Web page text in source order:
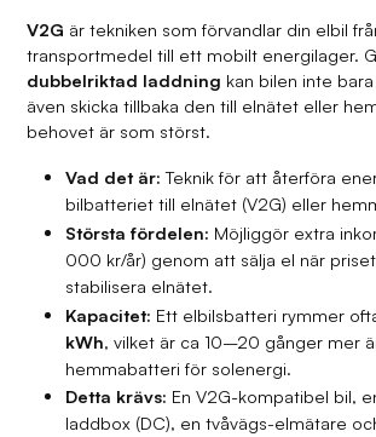
V2G är tekniken som förvandlar din elbil
transportmedel till ett mobilt energilager.
dubbelriktad laddning kan bilen inte
även skicka tillbaka den till elnätet eller
behovet är som störst.
Vad det är: Teknik för att återföra
bilbatteriet till elnätet (V2G) eller
Största fördelen: Möjliggör extra
000 kr/år) genom att sälja el när
stabilisera elnätet.
Kapacitet: Ett elbilsbatteri rymmer
kWh , vilket är ca 10–20 gånger mer
hemmabatteri för solenergi.
Detta krävs: En V2G-kompatibel bil,
laddbox (DC), en tvåvägs-elmätare